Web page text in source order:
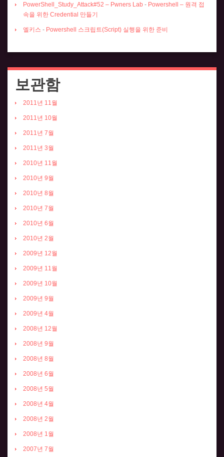
PowerShell_Study_Attack#52 – Pwners Lab - Powershell – 원격 접
속을 위한 Credential 만들기
엘키스 - Powershell 스크립트(Script) 실행을 위한 준비
보관함
2011년 11월
2011년 10월
2011년 7월
2011년 3월
2010년 11월
2010년 9월
2010년 8월
2010년 7월
2010년 6월
2010년 2월
2009년 12월
2009년 11월
2009년 10월
2009년 9월
2009년 4월
2008년 12월
2008년 9월
2008년 8월
2008년 6월
2008년 5월
2008년 4월
2008년 2월
2008년 1월
2007년 7월